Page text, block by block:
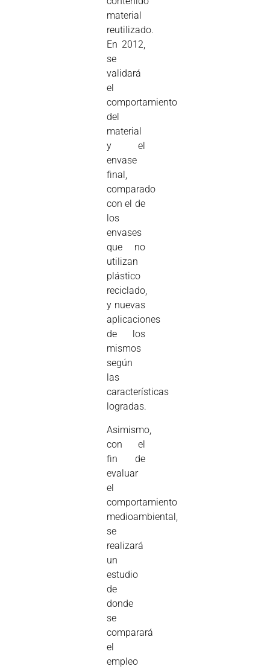
material
reutilizado.
En 2012,
se
validará
el
comportamiento
del
material
y el
envase
final,
comparado
con el de
los
envases
que no
utilizan
plástico
reciclado,
y nuevas
aplicaciones
de los
mismos
según
las
características
logradas.
Asimismo,
con el
fin de
evaluar
el
comportamiento
medioambiental,
se
realizará
un
estudio
de
donde
se
comparará
el
empleo